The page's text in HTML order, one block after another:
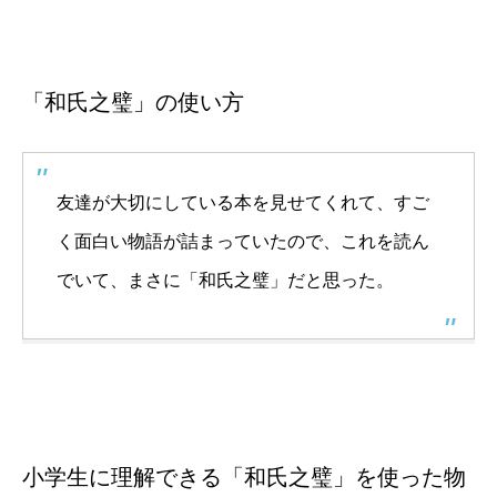
「和氏之璧」の使い方
友達が大切にしている本を見せてくれて、すご
く面白い物語が詰まっていたので、これを読ん
でいて、まさに「和氏之璧」だと思った。
小学生に理解できる「和氏之璧」を使った物